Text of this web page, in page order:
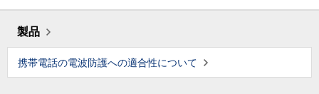
製品
携帯電話の電波防護への適合性について